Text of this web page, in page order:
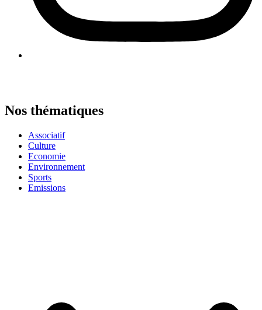
Nos thématiques
Associatif
Culture
Economie
Environnement
Sports
Emissions